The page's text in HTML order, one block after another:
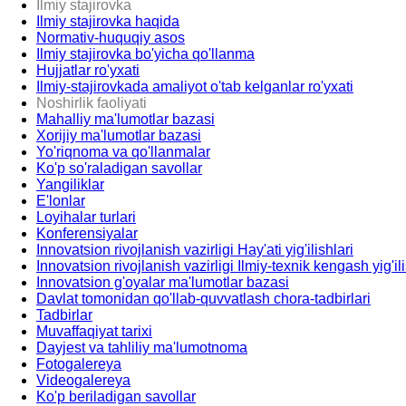
Ilmiy stajirovka
Ilmiy stajirovka haqida
Normativ-huquqiy asos
Ilmiy stajirovka bo'yicha qo'llanma
Hujjatlar ro'yxati
Ilmiy-stajirovkada amaliyot o'tab kelganlar ro'yxati
Noshirlik faoliyati
Mahalliy ma'lumotlar bazasi
Xorijiy ma'lumotlar bazasi
Yo'riqnoma va qo'llanmalar
Ko'p so'raladigan savollar
Yangiliklar
E'lonlar
Loyihalar turlari
Konferensiyalar
Innovatsion rivojlanish vazirligi Hay'ati yig'ilishlari
Innovatsion rivojlanish vazirligi Ilmiy-texnik kengash
Innovatsion g'oyalar ma'lumotlar bazasi
Davlat tomonidan qo'llab-quvvatlash chora-tadbirlari
Tadbirlar
Muvaffaqiyat tarixi
Dayjest va tahliliy ma'lumotnoma
Fotogalereya
Videogalereya
Ko'p beriladigan savollar